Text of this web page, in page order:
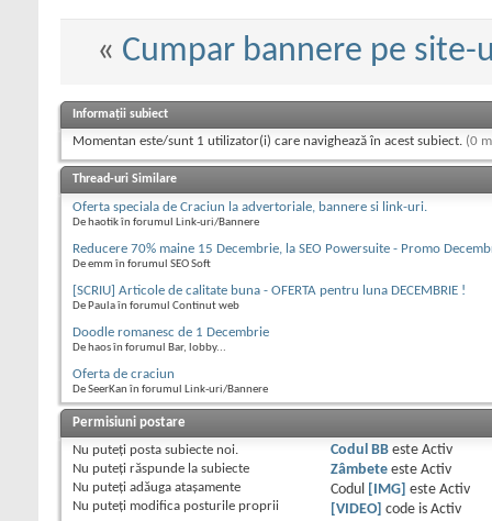
« Cumpar bannere pe site-
Informații subiect
Momentan este/sunt 1 utilizator(i) care navighează în acest subiect. (0
Thread-uri Similare
Oferta speciala de Craciun la advertoriale, bannere si link-uri.
De haotik în forumul Link-uri/Bannere
Reducere 70% maine 15 Decembrie, la SEO Powersuite - Promo
De emm în forumul SEO Soft
[SCRIU] Articole de calitate buna - OFERTA pentru luna DECEMBRIE !
De Paula în forumul Continut web
Doodle romanesc de 1 Decembrie
De haos în forumul Bar, lobby...
Oferta de craciun
De SeerKan în forumul Link-uri/Bannere
Permisiuni postare
Nu puteţi posta subiecte noi.
Nu puteţi răspunde la subiecte
Nu puteţi adăuga ataşamente
Nu puteţi modifica posturile proprii
Codul BBeste Activ
Zâmbeteeste Activ
Codul
[IMG] este Activ
[VIDEO]
code is Activ